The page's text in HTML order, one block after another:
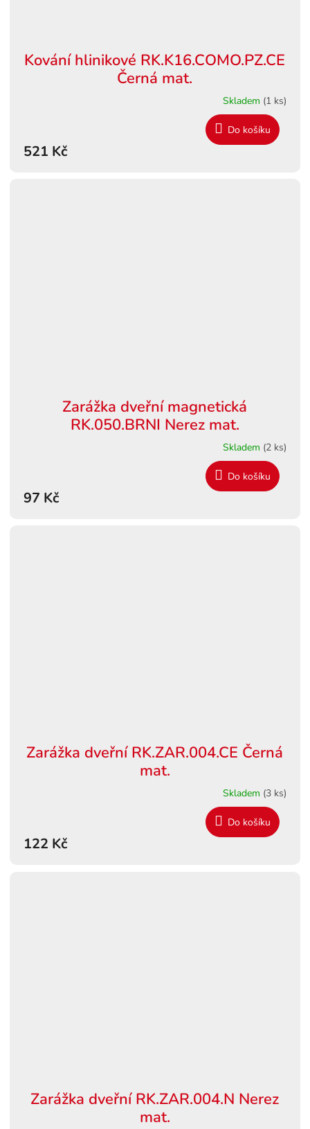
Kování hlinikové RK.K16.COMO.PZ.CE
Černá mat.
Skladem (1 ks)
521 Kč
Do košíku
Zarážka dveřní magnetická
RK.050.BRNI Nerez mat.
Skladem (2 ks)
97 Kč
Do košíku
Zarážka dveřní RK.ZAR.004.CE Černá
mat.
Skladem (3 ks)
122 Kč
Do košíku
Zarážka dveřní RK.ZAR.004.N Nerez
mat.